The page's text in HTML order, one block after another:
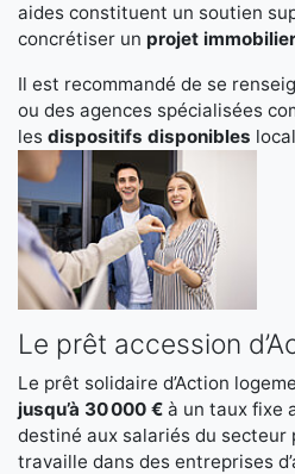
aides constituent un soutien
concrétiser un projet immobilier
Il est recommandé de se
ou des agences spécialisées
les dispositifs disponibles
Le prêt accession
Le prêt solidaire d’Action
jusqu’à 30 000 € à un taux fixe
destiné aux salariés du secteur
travaille dans des entreprises